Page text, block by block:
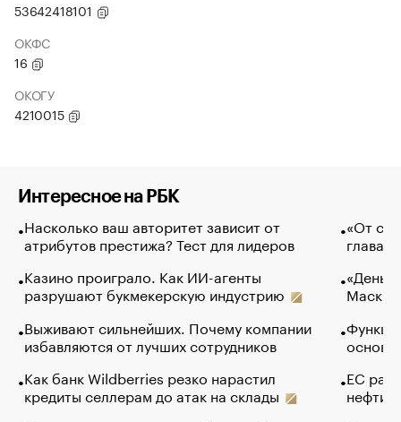
53642418101
ОКФС
16
ОКОГУ
4210015
Интересное на РБК
Насколько ваш авторитет зависит от
атрибутов престижа? Тест для лидеров
Казино проиграло. Как ИИ-агенты
разрушают букмекерскую индустрию
Выживают сильнейших. Почему компании
избавляются от лучших сотрудников
Как банк Wildberries резко нарастил
кредиты селлерам до атак на склады
«От
глава
Маск в
основ
ЕС
нефти